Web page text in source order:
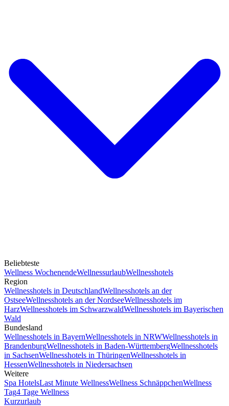
Beliebteste
Wellness WochenendeWellnessurlaubWellnesshotels
Region
Wellnesshotels in DeutschlandWellnesshotels an der
OstseeWellnesshotels an der NordseeWellnesshotels im
HarzWellnesshotels im SchwarzwaldWellnesshotels im Bayerischen
Wald
Bundesland
Wellnesshotels in BayernWellnesshotels in NRWWellnesshotels in
BrandenburgWellnesshotels in Baden-WürttembergWellnesshotels
in SachsenWellnesshotels in ThüringenWellnesshotels in
HessenWellnesshotels in Niedersachsen
Weitere
Spa HotelsLast Minute WellnessWellness SchnäppchenWellness
Tag4 Tage Wellness
Kurzurlaub